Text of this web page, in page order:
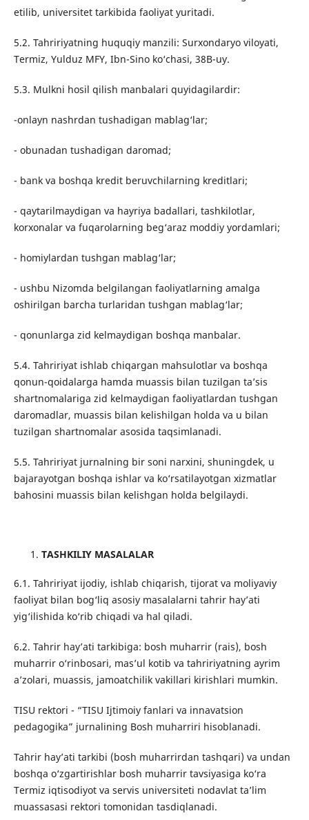
etilib, universitet tarkibida faoliyat yuritadi.
5.2. Tahririyatning huquqiy manzili: Surxondaryo viloyati,
Termiz, Yulduz MFY, Ibn-Sino ko‘chasi, 38B-uy.
5.3. Mulkni hosil qilish manbalari quyidagilardir:
-onlayn nashrdan tushadigan mablag‘lar;
- obunadan tushadigan daromad;
- bank va boshqa kredit beruvchilarning kreditlari;
- qaytarilmaydigan va hayriya badallari, tashkilotlar,
korxonalar va fuqarolarning beg‘araz moddiy yordamlari;
- homiylardan tushgan mablag‘lar;
- ushbu Nizomda belgilangan faoliyatlarning amalga
oshirilgan barcha turlaridan tushgan mablag‘lar;
- qonunlarga zid kelmaydigan boshqa manbalar.
5.4. Tahririyat ishlab chiqargan mahsulotlar va boshqa
qonun-qoidalarga hamda muassis bilan tuzilgan ta’sis
shartnomalariga zid kelmaydigan faoliyatlardan tushgan
daromadlar, muassis bilan kelishilgan holda va u bilan
tuzilgan shartnomalar asosida taqsimlanadi.
5.5. Tahririyat jurnalning bir soni narxini, shuningdek, u
bajarayotgan boshqa ishlar va ko‘rsatilayotgan xizmatlar
bahosini muassis bilan kelishgan holda belgilaydi.
TASHKILIY MASALALAR
6.1. Tahririyat ijodiy, ishlab chiqarish, tijorat va moliyaviy
faoliyat bilan bog‘liq asosiy masalalarni tahrir hay’ati
yig‘ilishida ko‘rib chiqadi va hal qiladi.
6.2. Tahrir hay’ati tarkibiga: bosh muharrir (rais), bosh
muharrir o‘rinbosari, mas’ul kotib va tahririyatning ayrim
a’zolari, muassis, jamoatchilik vakillari kirishlari mumkin.
TISU rektori - “TISU Ijtimoiy fanlari va innavatsion
pedagogika” jurnalining Bosh muharriri hisoblanadi.
Tahrir hay’ati tarkibi (bosh muharrirdan tashqari) va undan
boshqa o‘zgartirishlar bosh muharrir tavsiyasiga ko‘ra
Termiz iqtisodiyot va servis universiteti nodavlat ta’lim
muassasasi rektori tomonidan tasdiqlanadi.